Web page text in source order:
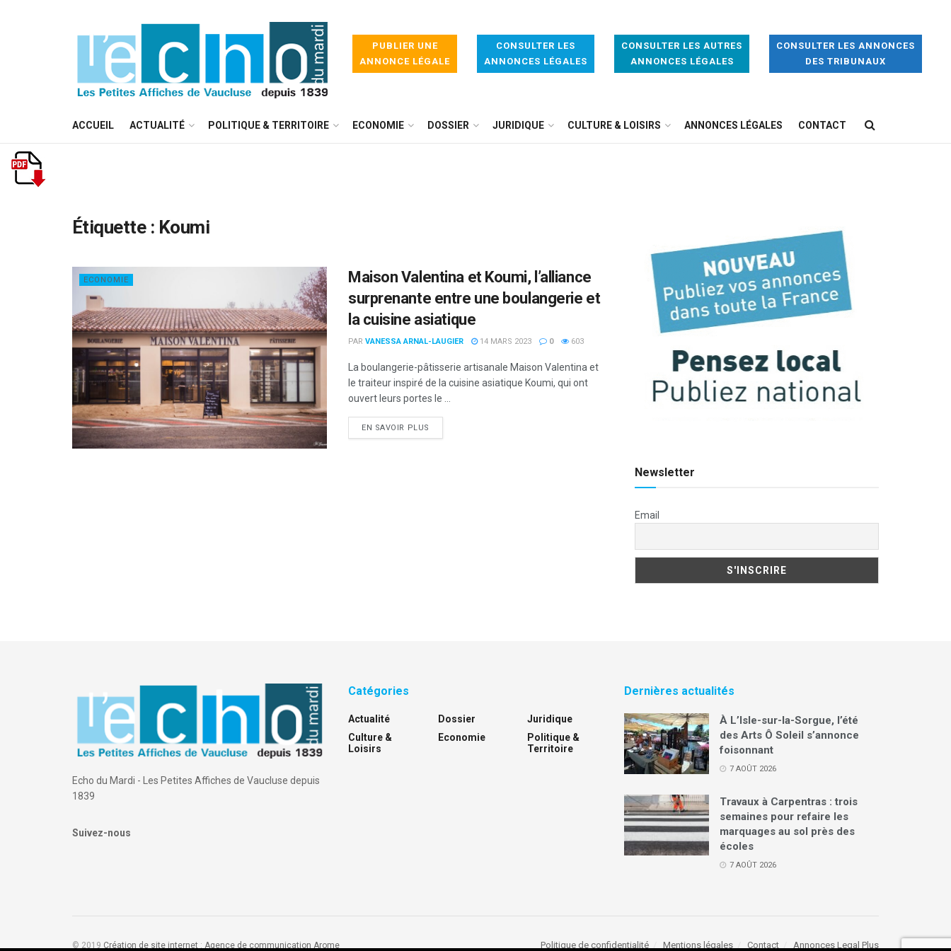
PUBLIER UNE
ANNONCE LÉGALE
CONSULTER LES
ANNONCES LÉGALES
CONSULTER LES AUTRES
ANNONCES LÉGALES
CONSULTER LES ANNONCES
DES TRIBUNAUX
ACCUEIL ACTUALITÉ POLITIQUE & TERRITOIRE ECONOMIE DOSSIER JURIDIQUE CULTURE & LOISIRS ANNONCES LÉGALES CONTACT
Étiquette : Koumi
ECONOMIE
Maison Valentina et Koumi, l’alliance
surprenante entre une boulangerie et
la cuisine asiatique
PAR VANESSA ARNAL-LAUGIER 14 MARS 2023 0 603
La boulangerie-pâtisserie artisanale Maison Valentina et
le traiteur inspiré de la cuisine asiatique Koumi, qui ont
ouvert leurs portes le ...
EN SAVOIR PLUS
Newsletter
Email
Echo du Mardi - Les Petites Affiches de Vaucluse depuis
1839
Suivez-nous
Catégories
Actualité
Culture &
Loisirs
Dossier
Economie
Juridique
Politique &
Territoire
Dernières actualités
À L’Isle-sur-la-Sorgue, l’été
des Arts Ô Soleil s’annonce
foisonnant
7 AOÛT 2026
Travaux à Carpentras : trois
semaines pour refaire les
marquages au sol près des
écoles
7 AOÛT 2026
Politique de confidentialité Mentions légales Contact Annonces Legal Plus
© 2019 Création de site internet : Agence de communication Arome